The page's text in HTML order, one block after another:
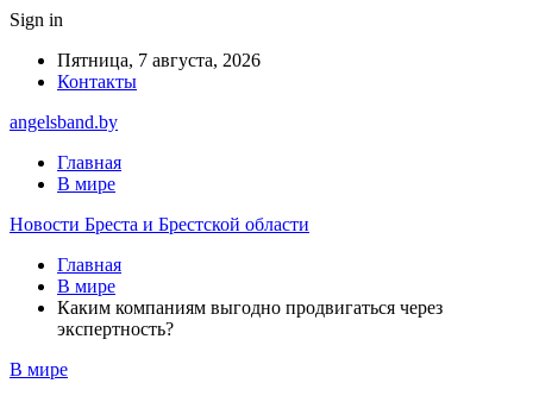
Sign in
Пятница, 7 августа, 2026
Контакты
angelsband.by
Главная
В мире
Новости Бреста и Брестской области
Главная
В мире
Каким компаниям выгодно продвигаться через
экспертность?
В мире